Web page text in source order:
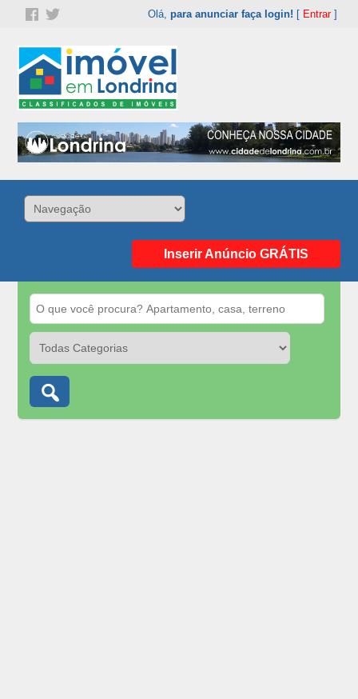
Olá, para anunciar faça login! [ Entrar]
Inserir Anúncio GRÁTIS